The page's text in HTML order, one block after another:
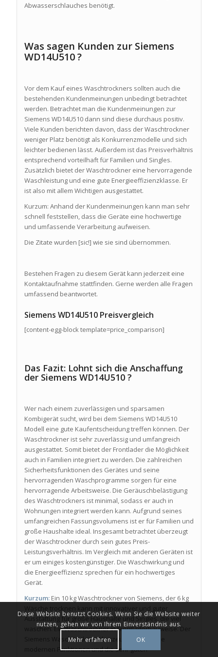
Abwasserschlauches benötigt.
Was sagen Kunden zur Siemens
WD14U510 ?
Vor dem Kauf eines Waschtrockners sollten auch die
bestehenden Kundenmeinungen unbedingt betrachtet
werden. Betrachtet man die Kundenmeinungen zur
Siemens WD14U510 dann sind diese durchaus positiv.
Viele Kunden berichten davon, dass der Waschtrockner
weniger Platz benötigt als Konkurrenzmodelle und sich
leichter bedienen lässt. Außerdem ist das Preisverhältnis
entsprechend vorteilhaft für Familien und Singles.
Zusätzlich bietet der Waschtrockner eine hervorragende
Waschleistung und eine gute Energieeffizienzklasse. Er
ist also mit allem Wichtigen ausgestattet.
Kurzum: Anhand der Kundenmeinungen kann man sehr
schnell feststellen, dass die Geräte eine hochwertige
und umfassende Verarbeitung aufweisen.
Die Zitate wurden [sic!] wie sie sind übernommen.
Bestehen Fragen zu diesem Gerät kann jederzeit eine
Kontaktaufnahme stattfinden. Gerne werden alle Fragen
umfassend beantwortet.
Siemens WD14U510 Preisvergleich
[content-egg-block template=price_comparison]
Das Fazit: Lohnt sich die Anschaffung
der Siemens WD14U510 ?
Wer nach einem zuverlässigen und sparsamen
Kombigerät sucht, wird bei dem Siemens WD14U510
Modell eine gute Kaufentscheidung treffen können. Der
Waschtrockner ist sehr zuverlässig und umfangreich
ausgestattet. Somit bietet der Frontlader die Möglichkeit
auch in Familien integriert zu werden. Die zahlreichen
Sicherheitsfunktionen des Gerätes und seine
hervorragenden Waschprogramme sorgen für eine
hervorragende Arbeitsweise. Die Geräuschbelästigung
des Waschtrockners ist minimal, sodass er auch in
Wohnungen integriert werden kann. Aufgrund seines
umfangreichen Fassungsvolumens ist er für Familien und
große Haushalte ideal. Insgesamt betrachtet überzeugt
der Waschtrockner durch sein gutes Preis-
Leistungsverhältnis. Im Vergleich mit anderen Geräten ist
er um einiges kostengünstiger. Die Waschwirkung und
die Energieeffizienz sprechen für ein hochwertiges
Gerät.
Kurzum: Ein 10 kg Waschtrockner von Siemens, der 6 kg
Ausstattung für große Haushalte und Singles, die viel
waschen. Ein Waschtrockner in Frontladerbauweise. Der
Siemens Waschtrockner überzeugt durch seine
modernen Funktionen und die sehr guten
Diese Website benutzt Cookies. Wenn Sie die Website weiter
nutzen, gehen wir von Ihrem Einverständnis aus.
Mehr erfahren
OK